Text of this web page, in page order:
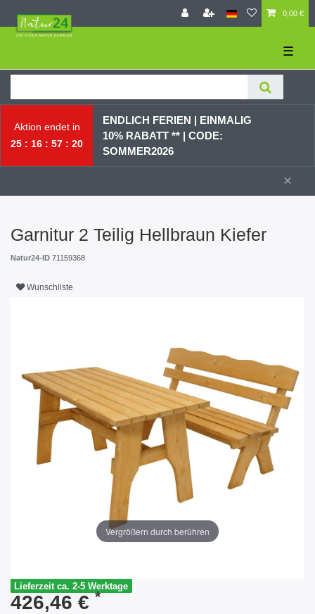
0,00 €
☰
Aktion endet in
25
16 57 19
ENDLICH FERIEN | EINMALIG
10% RABATT ** | CODE:
SOMMER2026
×
Garnitur 2 Teilig Hellbraun Kiefer
Natur24-ID 71159368
Wunschliste
Vergrößern durch berühren
Lieferzeit ca. 2-5 Werktage
426,46 € *